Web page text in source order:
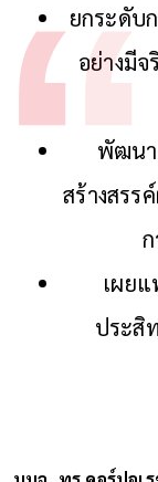
ยกระดับ
อย่างมี
พัฒนา
สร้างสรร
เผย
ประสิ